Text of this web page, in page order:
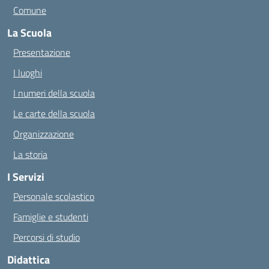
Comune
La Scuola
Presentazione
I luoghi
I numeri della scuola
Le carte della scuola
Organizzazione
La storia
I Servizi
Personale scolastico
Famiglie e studenti
Percorsi di studio
Didattica